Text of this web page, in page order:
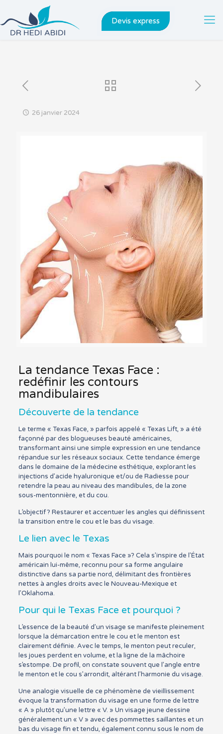
Devis express
26 janvier 2024
La tendance Texas Face :
redéfinir les contours
mandibulaires
Découverte de la tendance
Le terme « Texas Face, » parfois appelé « Texas Lift, » a été
façonné par des blogueuses beauté américaines,
transformant ainsi une simple expression en une tendance
répandue sur les réseaux sociaux. Cette tendance émerge
dans le domaine de la médecine esthétique, explorant les
injections d’acide hyaluronique et/ou de Radiesse pour
retendre la peau au niveau des mandibules, de la zone
sous-mentonnière, et du cou.
L’objectif ? Restaurer et accentuer les angles qui définissent
la transition entre le cou et le bas du visage.
Le lien avec le Texas
Mais pourquoi le nom « Texas Face »? Cela s’inspire de l’État
américain lui-même, reconnu pour sa forme angulaire
distinctive dans sa partie nord, délimitant des frontières
nettes à angles droits avec le Nouveau-Mexique et
l’Oklahoma.
Pour qui le Texas Face et pourquoi ?
L’essence de la beauté d’un visage se manifeste pleinement
lorsque la démarcation entre le cou et le menton est
clairement définie. Avec le temps, le menton peut reculer,
les joues perdent en volume, et la ligne de la mâchoire
s’estompe. De profil, on constate souvent que l’angle entre
le menton et le cou s’arrondit, altérant l’harmonie du visage.
Une analogie visuelle de ce phénomène de vieillissement
évoque la transformation du visage en une forme de lettre
« A » plutôt qu’une lettre « V. » Un visage jeune dessine
généralement un « V » avec des pommettes saillantes et un
bas du visage fin et tendu, également connu sous le nom de